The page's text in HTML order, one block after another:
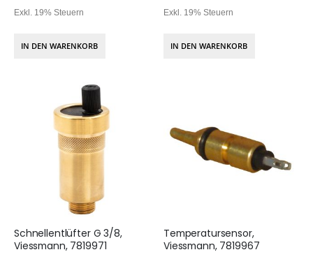
Exkl. 19% Steuern
IN DEN WARENKORB
Exkl. 19% Steuern
IN DEN WARENKORB
Schnellentlüfter G 3/8,
Viessmann, 7819971
Temperatursensor,
Viessmann, 7819967